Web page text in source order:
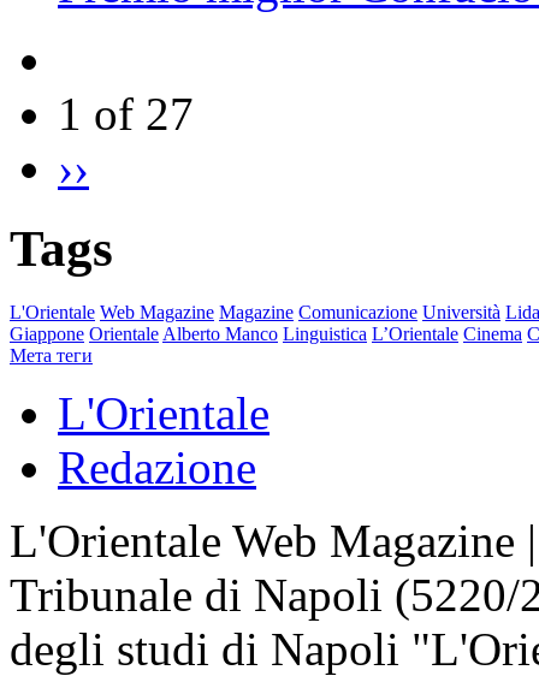
1 of 27
››
Tags
L'Orientale Web Magazine Magazine Comunicazione Università
Giappone Orientale Alberto Manco Linguistica L’Orientale Cinema
Мета теги
L'Orientale
Redazione
L'Orientale Web Magazine
Tribunale di Napoli
degli studi di Napoli